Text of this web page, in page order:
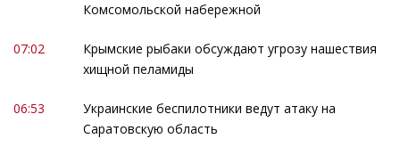
Комсомольской набережной
07:02
Крымские рыбаки обсуждают угрозу нашествия
хищной пеламиды
06:53
Украинские беспилотники ведут атаку на
Саратовскую область